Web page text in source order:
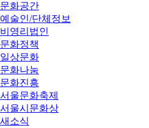
문화공간
예술인/단체정보
비영리법인
문화정책
일상문화
문화나눔
문화진흥
서울문화축제
서울시문화상
새소식